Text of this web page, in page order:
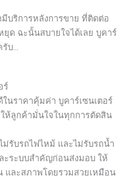
มีบริการหลังการขาย ที่ติดต่อ
ด ฉะนั้นสบายใจได้เลย บูคาร์
รับ…
ร์
ราคาคุ้มค่า บูคาร์เซนเตอร์
ห้ลูกค้ามั่นใจในทุกการตัดสิน
รับรถไฟไหม้ และไม่รับรถน้ำ
ะระบบสำคัญก่อนส่งมอบ ให้
และสภาพโดยรวมสวยเหมือน